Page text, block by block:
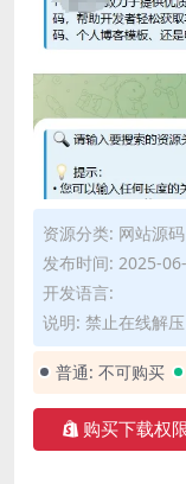
资源分类: 网站源码
发布时间: 2025-
开发语言:
说明: 禁止在线解压
普通: 不可购买
购买下载权